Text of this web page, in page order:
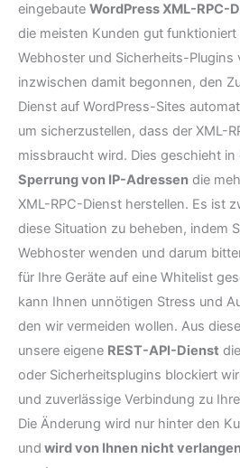
eingebaute WordPress XML-RPC-
die meisten Kunden gut
Webhoster und Sicherheits-Plugins
inzwischen damit begonnen, den
Dienst auf WordPress-Sites
um sicherzustellen, dass der XML-
missbraucht wird. Dies geschieht in
Sperrung von IP-Adressen die
XML-RPC-Dienst herstellen. Es ist
diese Situation zu beheben, indem
Webhoster wenden und darum
für Ihre Geräte auf eine Whitelist
kann Ihnen unnötigen Stress und
den wir vermeiden wollen. Aus
unsere eigene REST-API-Dienst
oder Sicherheitsplugins blockiert
und zuverlässige Verbindung zu
Die Änderung wird nur hinter den
und wird von Ihnen nicht